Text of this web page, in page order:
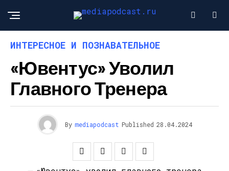
ИНТЕРЕСНОЕ И ПОЗНАВАТЕЛЬНОЕ
«Ювентус» Уволил
Главного Тренера
By mediapodcast Published 28.04.2024